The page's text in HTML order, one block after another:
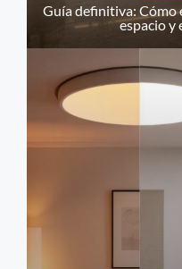
Guía definitiva: Cómo
espacio y